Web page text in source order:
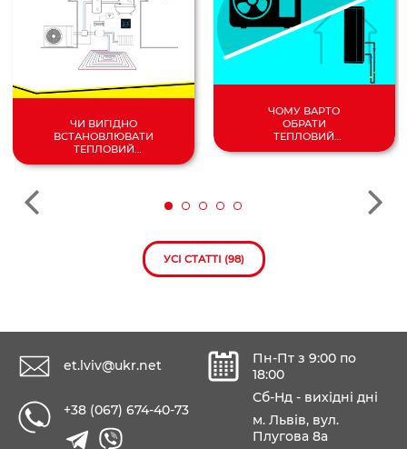
ЧИ ВИГІДНО
ВСТАНОВЛЮВАТИ
ТЕПЛОВИЙ
НАСОС У 2024
ЧОМУ ВАРТО
ОБРАТИ
ТЕПЛОВИЙ
УСІ СТАТТІ (98)
et.lviv@ukr.net
+38 (067) 674-40-73
Пн-Пт з 9:00 по
18:00
Сб-Нд - вихідні дні
м. Львів, вул.
Плугова 8а